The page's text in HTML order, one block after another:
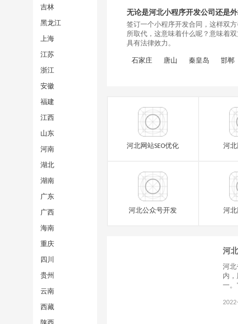
吉林
黑龙江
上海
江苏
浙江
安徽
福建
江西
山东
河南
湖北
湖南
广东
广西
海南
重庆
四川
贵州
云南
西藏
无论是河北小程序开发公司还是外
签订一个小程序开发合同，这样双
所取代，这意味着什么呢？意味着
具有法律效力。
石家庄 唐山 秦皇岛 邯郸
河北网站SEO优化 河
河北公众号开发 河
河
河北
内
一。